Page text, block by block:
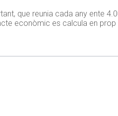
que reunia cada any ente
econòmic es calcula en prop